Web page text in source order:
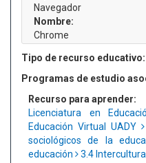
Navegador
Nombre:
Chrome
Tipo de recurso educativo:
Programas de estudio
Recurso para aprender:
Licenciatura en
Educación Virtual UADY
sociológicos de la
educación
3.4